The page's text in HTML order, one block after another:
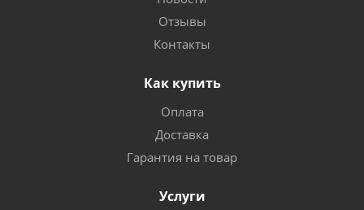
Отзывы
Контакты
Как купить
Оплата
Доставка
Гарантия на товар
Услуги